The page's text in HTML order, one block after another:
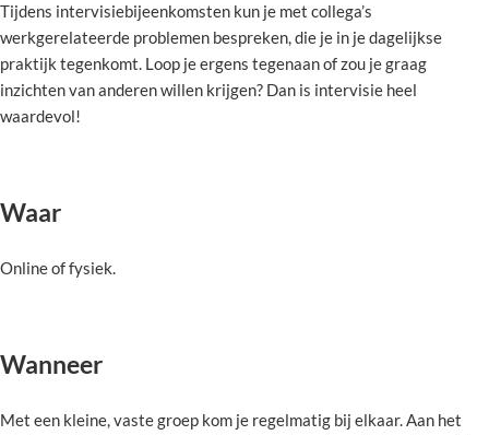
Tijdens intervisiebijeenkomsten kun je met collega’s
werkgerelateerde problemen bespreken, die je in je dagelijkse
praktijk tegenkomt. Loop je ergens tegenaan of zou je graag
inzichten van anderen willen krijgen? Dan is intervisie heel
waardevol!
Waar
Online of fysiek.
Wanneer
Met een kleine, vaste groep kom je regelmatig bij elkaar. Aan het